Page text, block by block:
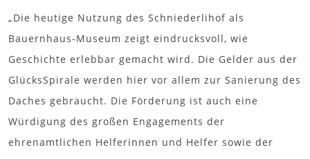
„Die heutige Nutzung des Schniederlihof als
Bauernhaus-Museum zeigt eindrucksvoll, wie
Geschichte erlebbar gemacht wird. Die Gelder aus der
GlücksSpirale werden hier vor allem zur Sanierung des
Daches gebraucht. Die Förderung ist auch eine
Würdigung des großen Engagements der
ehrenamtlichen Helferinnen und Helfer sowie der